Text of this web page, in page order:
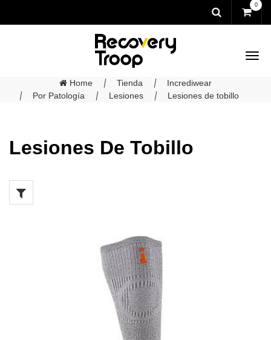
0
Home Tienda
Incrediwear
Por Patología
Lesiones Lesiones de tobillo
Lesiones De Tobillo